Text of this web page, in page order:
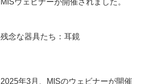
MISウェビナーが開催されました。
残念な器具たち：耳鏡
2025年3月、MISのウェビナーが開催